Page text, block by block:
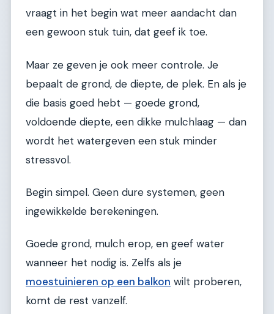
vraagt in het begin wat meer aandacht dan
een gewoon stuk tuin, dat geef ik toe.
Maar ze geven je ook meer controle. Je
bepaalt de grond, de diepte, de plek. En als je
die basis goed hebt — goede grond,
voldoende diepte, een dikke mulchlaag — dan
wordt het watergeven een stuk minder
stressvol.
Begin simpel. Geen dure systemen, geen
ingewikkelde berekeningen.
Goede grond, mulch erop, en geef water
wanneer het nodig is. Zelfs als je
moestuinieren op een balkon wilt proberen,
komt de rest vanzelf.